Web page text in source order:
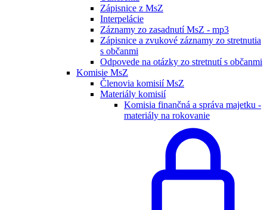
Zápisnice z MsZ
Interpelácie
Záznamy zo zasadnutí MsZ - mp3
Zápisnice a zvukové záznamy zo stretnutia
s občanmi
Odpovede na otázky zo stretnutí s občanmi
Komisie MsZ
Členovia komisií MsZ
Materiály komisií
Komisia finančná a správa majetku -
materiály na rokovanie